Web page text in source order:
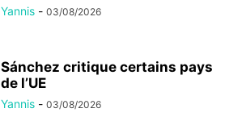
Yannis - 03/08/2026
Sánchez critique certains pays
de l’UE
Yannis - 03/08/2026